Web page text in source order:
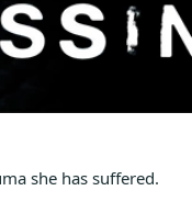
she has suffered.